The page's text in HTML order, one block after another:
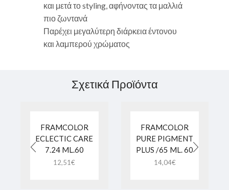
και μετά το styling, αφήνοντας τα μαλλιά
πιο ζωντανά
Παρέχει μεγαλύτερη διάρκεια έντονου
και λαμπερού χρώματος
Σχετικά Προϊόντα
FRAMCOLOR
ECLECTIC CARE
7.24 ML.60
12,51€
FRAMCOLOR
PURE PIGMENT
PLUS /65 ML. 60
14,04€